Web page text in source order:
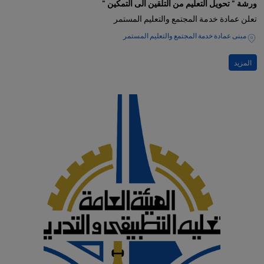
ورشة " تحويل التعليم من التلقين الى التمكين "
تعلن عمادة خدمة المجتمع والتعليم المستمر
مبنى عمادة خدمة المجتمع والتعليم المستمر
المزيد